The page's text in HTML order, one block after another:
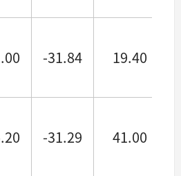
-31.84 19.40
-31.29 41.00